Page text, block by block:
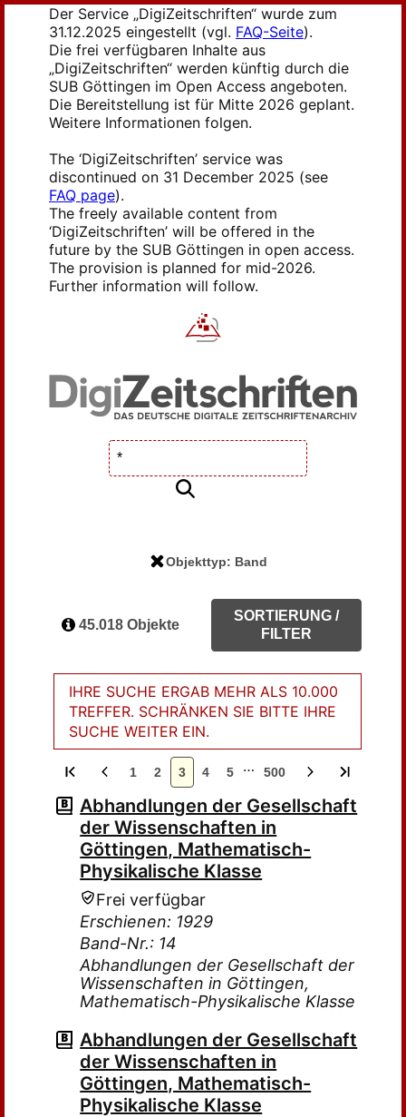
Der Service „DigiZeitschriften“ wurde zum
31.12.2025 eingestellt (vgl. FAQ-Seite).
Die frei verfügbaren Inhalte aus
„DigiZeitschriften“ werden künftig durch die
SUB Göttingen im Open Access angeboten.
Die Bereitstellung ist für Mitte 2026 geplant.
Weitere Informationen folgen.
The ‘DigiZeitschriften’ service was
discontinued on 31 December 2025 (see
FAQ page).
The freely available content from
‘DigiZeitschriften’ will be offered in the
future by the SUB Göttingen in open access.
The provision is planned for mid-2026.
Further information will follow.
Objekttyp: Band
45.018 Objekte
SORTIERUNG /
FILTER
IHRE SUCHE ERGAB MEHR ALS 10.000
TREFFER. SCHRÄNKEN SIE BITTE IHRE
SUCHE WEITER EIN.
1 2 3 4 5 … 500
Abhandlungen der Gesellschaft
der Wissenschaften in
Göttingen, Mathematisch-
Physikalische Klasse
Frei verfügbar
Erschienen: 1929
Band-Nr.: 14
Abhandlungen der Gesellschaft der
Wissenschaften in Göttingen,
Mathematisch-Physikalische Klasse
Abhandlungen der Gesellschaft
der Wissenschaften in
Göttingen, Mathematisch-
Physikalische Klasse